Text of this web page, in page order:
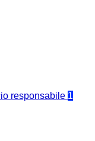
responsabile 1